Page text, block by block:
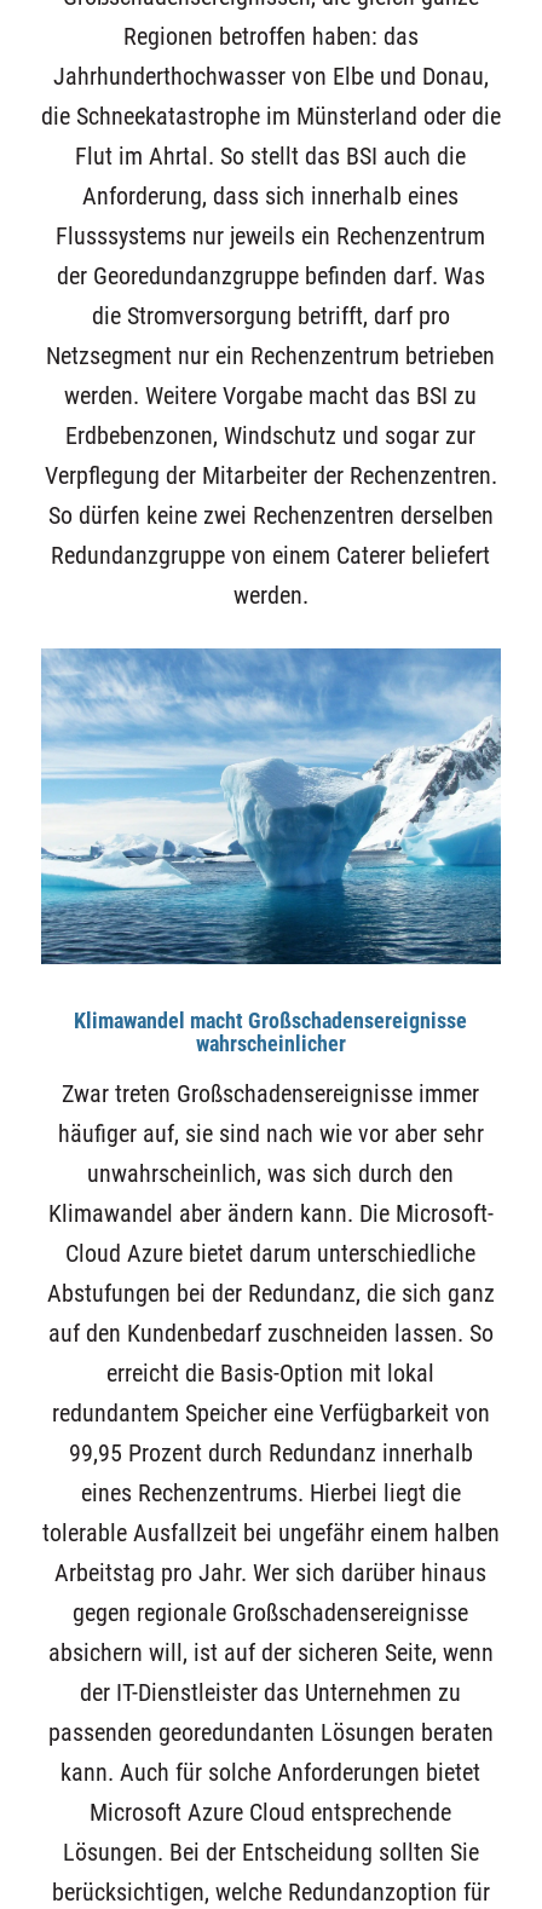
Regionen betroffen haben: das
Jahrhunderthochwasser von Elbe und Donau,
die Schneekatastrophe im Münsterland oder die
Flut im Ahrtal. So stellt das BSI auch die
Anforderung, dass sich innerhalb eines
Flusssystems nur jeweils ein Rechenzentrum
der Georedundanzgruppe befinden darf. Was
die Stromversorgung betrifft, darf pro
Netzsegment nur ein Rechenzentrum betrieben
werden. Weitere Vorgabe macht das BSI zu
Erdbebenzonen, Windschutz und sogar zur
Verpflegung der Mitarbeiter der Rechenzentren.
So dürfen keine zwei Rechenzentren derselben
Redundanzgruppe von einem Caterer beliefert
werden.
Klimawandel macht Großschadensereignisse
wahrscheinlicher
Zwar treten Großschadensereignisse immer
häufiger auf, sie sind nach wie vor aber sehr
unwahrscheinlich, was sich durch den
Klimawandel aber ändern kann. Die Microsoft-
Cloud Azure bietet darum unterschiedliche
Abstufungen bei der Redundanz, die sich ganz
auf den Kundenbedarf zuschneiden lassen. So
erreicht die Basis-Option mit lokal
redundantem Speicher eine Verfügbarkeit von
99,95 Prozent durch Redundanz innerhalb
eines Rechenzentrums. Hierbei liegt die
tolerable Ausfallzeit bei ungefähr einem halben
Arbeitstag pro Jahr. Wer sich darüber hinaus
gegen regionale Großschadensereignisse
absichern will, ist auf der sicheren Seite, wenn
der IT-Dienstleister das Unternehmen zu
passenden georedundanten Lösungen beraten
kann. Auch für solche Anforderungen bietet
Microsoft Azure Cloud entsprechende
Lösungen. Bei der Entscheidung sollten Sie
berücksichtigen, welche Redundanzoption für